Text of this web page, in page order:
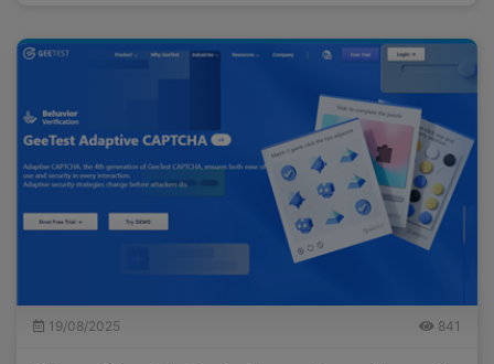
19/08/2025 841